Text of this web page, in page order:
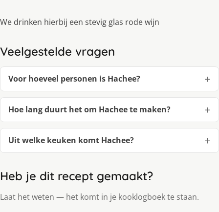
We drinken hierbij een stevig glas rode wijn
Veelgestelde vragen
Voor hoeveel personen is Hachee?
Hoe lang duurt het om Hachee te maken?
Uit welke keuken komt Hachee?
Heb je dit recept gemaakt?
Laat het weten — het komt in je kooklogboek te staan.